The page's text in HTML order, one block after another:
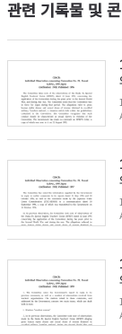
관련 기록물 및